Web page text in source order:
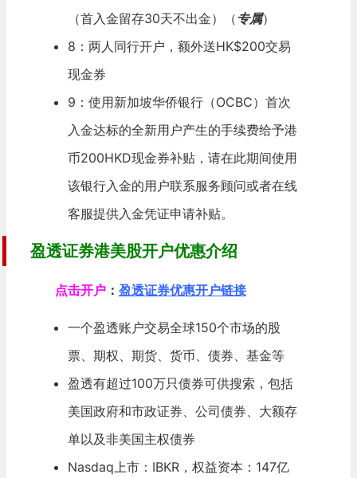
（首入金留存30天不出金）（专属）
8：两人同行开户，额外送HK$200交易
现金券
9：使用新加坡华侨银行（OCBC）首次
入金达标的全新用户产生的手续费给予港
币200HKD现金券补贴，请在此期间使用
该银行入金的用户联系服务顾问或者在线
客服提供入金凭证申请补贴。
盈透证券港美股开户优惠介绍
点击开户： 盈透证券优惠开户链接
一个盈透账户交易全球150个市场的股
票、期权、期货、货币、 债券、基金等
盈透有超过100万只债券可供搜索，包括
美国政府和市政证券、公司债券、大额存
单以及非美国主权债券
Nasdaq上市：IBKR，权益资本：147亿